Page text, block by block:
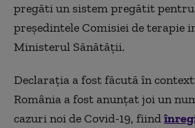
pregăti un sistem pregătit
președintele Comisiei de terapie
Ministerul Sănătății.
Declarația a fost făcută în
România a fost anunțat joi un
cazuri noi de Covid-19, fiind